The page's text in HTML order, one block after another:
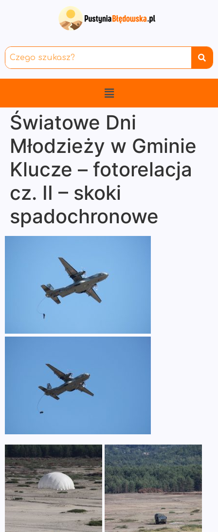
Światowe Dni
Młodzieży w Gminie
Klucze – fotorelacja
cz. II – skoki
spadochronowe